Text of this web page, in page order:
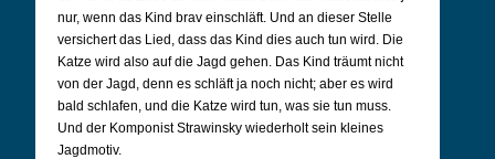
nur, wenn das Kind brav einschläft. Und an dieser Stelle
versichert das Lied, dass das Kind dies auch tun wird. Die
Katze wird also auf die Jagd gehen. Das Kind träumt nicht
von der Jagd, denn es schläft ja noch nicht; aber es wird
bald schlafen, und die Katze wird tun, was sie tun muss.
Und der Komponist Strawinsky wiederholt sein kleines
Jagdmotiv.